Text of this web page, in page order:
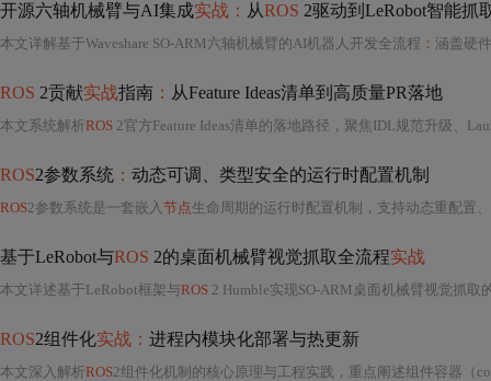
开源六轴机械臂与AI集成实战： 从ROS 2驱动到LeRobot智能抓
本文详解基于Waveshare SO-ARM六轴机械臂的AI机器人开发全流程 ： 涵盖硬
ROS 2贡献实战指南 ： 从Feature Ideas清单到高质量PR落地
本文系统解析ROS 2官方Feature Ideas清单的落地路径，聚焦IDL规范升级、
ROS2参数系统 ： 动态可调、类型安全的运行时配置机制
ROS2参数系统是一套嵌入节点生命周期的运行时配置机制，支持动态重配置
基于LeRobot与ROS 2的桌面机械臂视觉抓取全流程实战
本文详述基于LeRobot框架与ROS 2 Humble实现SO-ARM桌面机械臂视觉抓取
ROS2组件化实战： 进程内模块化部署与热更新
本文深入解析ROS2组件化机制的核心原理与工程实践，重点阐述组件容器（